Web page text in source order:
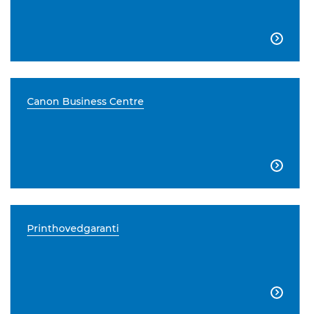

Canon Business Centre

Printhovedgaranti
